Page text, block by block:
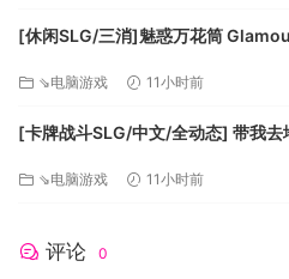
《兵者诡道》(R.U.S.E) 的创作
款战术即时战略 (RTS) 游戏。在
以凭借自己的战术技能在大型多
师：诺曼底 44》中，玩家可在
师或加拿大第 3 师。
[休闲SLG/三消]魅惑万花筒
⇘电脑游戏 11小时前
[卡牌战斗SLG/中文/全动态] 带我去
⇘电脑游戏 11小时前
评论 0